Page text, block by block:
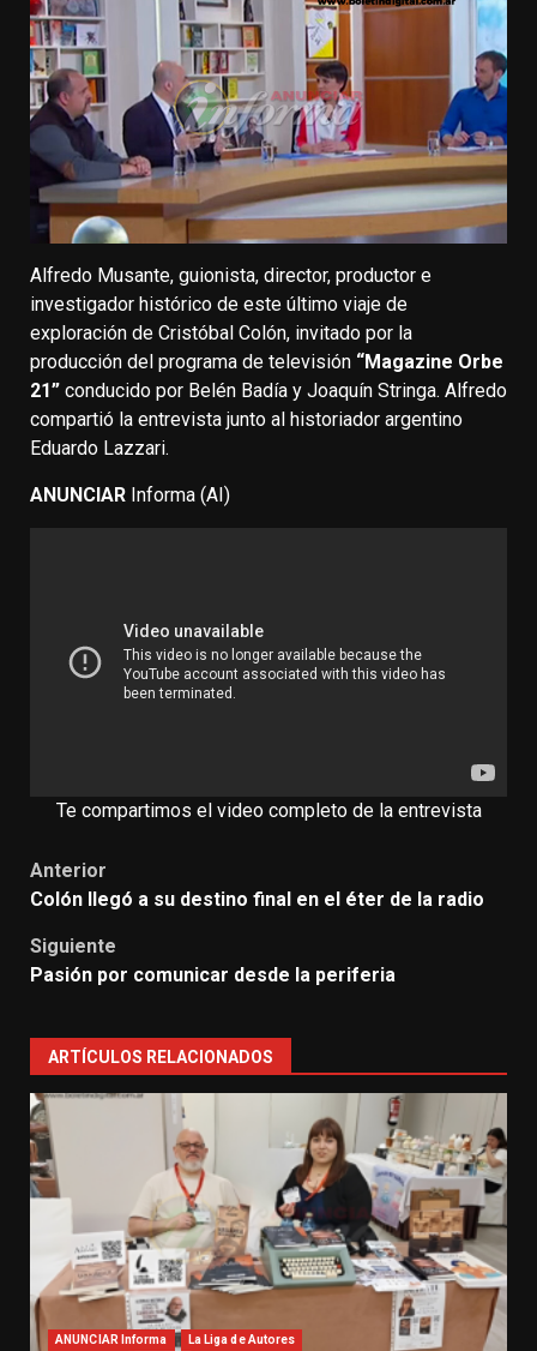
Alfredo Musante, guionista, director, productor e
investigador histórico de este último viaje de
exploración de Cristóbal Colón, invitado por la
producción del programa de televisión “Magazine Orbe
21” conducido por Belén Badía y Joaquín Stringa. Alfredo
compartió la entrevista junto al historiador argentino
Eduardo Lazzari.
ANUNCIAR Informa (AI)
Te compartimos el video completo de la entrevista
Anterior
Colón llegó a su destino final en el éter de la radio
Siguiente
Pasión por comunicar desde la periferia
ARTÍCULOS RELACIONADOS
ANUNCIAR Informa La Liga de Autores